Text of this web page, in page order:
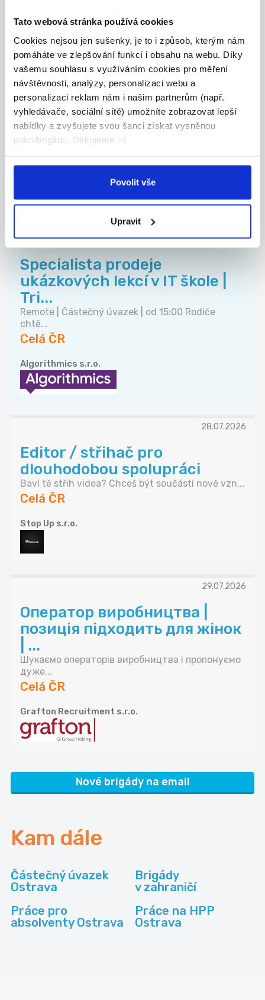
Tato webová stránka používá cookies
Cookies nejsou jen sušenky, je to i způsob, kterým nám
pomáháte ve zlepšování funkcí i obsahu na webu. Díky
vašemu souhlasu s využíváním cookies pro měření
návštěvnosti, analýzy, personalizaci webu a
personalizaci reklam nám i našim partnerům (např.
vyhledávače, sociální sítě) umožníte zobrazovat lepší
nabídky a zvyšujete svou šanci získat vysněnou
práci/brigádu. Děkujeme :-)
Povolit vše
Upravit
05.08.2026
Specialista prodeje
ukázkových lekcí v IT škole |
Tri...
Remote | Částečný úvazek | od 15:00 Rodiče
chtě...
TOP
Specialista prodeje
ukázkových lekcí v IT škole |
Tri...
Remote | Částečný úvazek | od 15:00 Rodiče
chtě...
Celá ČR
Algorithmics s.r.o.
28.07.2026
Editor / střihač pro
dlouhodobou spolupráci
Baví tě střih videa? Chceš být součástí nově vzn...
Celá ČR
Stop Up s.r.o.
29.07.2026
Оператор виробництва |
позиція підходить для жінок
| ...
Шукаємо операторів виробництва і пропонуємо
дуже...
Celá ČR
Grafton Recruitment s.r.o.
Nové brigády na email
Kam dále
Částečný úvazek
Ostrava
Brigády
v zahraničí
Práce pro
absolventy Ostrava
Práce na HPP
Ostrava